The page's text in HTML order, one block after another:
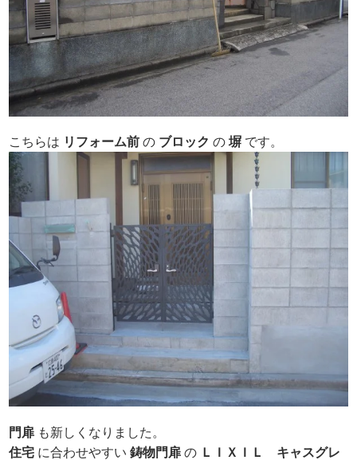
こちらは リフォーム前の ブロックの塀 です。
門扉 も新しくなりました。
住宅 に合わせやすい 鋳物門扉の ＬＩＸＩＬ
キャスグレ